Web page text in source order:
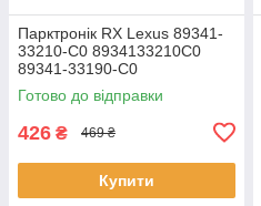
Парктронік RX Lexus 89341-
33210-C0 8934133210C0
89341-33190-C0
Готово до відправки
426 ₴ 469 ₴
Купити